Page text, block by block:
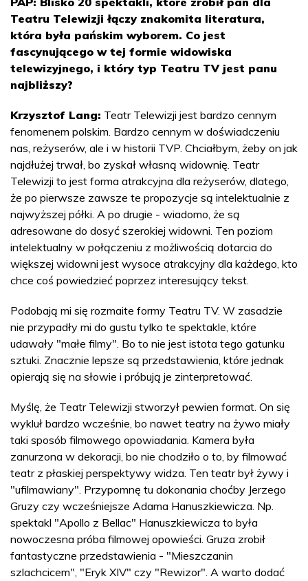
Teatru Telewizji łączy znakomita literatura,
która była pańskim wyborem. Co jest
fascynującego w tej formie widowiska
telewizyjnego, i który typ Teatru TV jest panu
najbliższy?
Krzysztof Lang: Teatr Telewizji jest bardzo cennym
fenomenem polskim. Bardzo cennym w doświadczeniu
nas, reżyserów, ale i w historii TVP. Chciałbym, żeby on jak
najdłużej trwał, bo zyskał własną widownię. Teatr
Telewizji to jest forma atrakcyjna dla reżyserów, dlatego,
że po pierwsze zawsze te propozycje są intelektualnie z
najwyższej półki. A po drugie - wiadomo, że są
adresowane do dosyć szerokiej widowni. Ten poziom
intelektualny w połączeniu z możliwością dotarcia do
większej widowni jest wysoce atrakcyjny dla każdego, kto
chce coś powiedzieć poprzez interesujący tekst.
Podobają mi się rozmaite formy Teatru TV. W zasadzie
nie przypadły mi do gustu tylko te spektakle, które
udawały "małe filmy". Bo to nie jest istota tego gatunku
sztuki. Znacznie lepsze są przedstawienia, które jednak
opierają się na słowie i próbują je zinterpretować.
Myślę, że Teatr Telewizji stworzył pewien format. On się
wykluł bardzo wcześnie, bo nawet teatry na żywo miały
taki sposób filmowego opowiadania. Kamera była
zanurzona w dekoracji, bo nie chodziło o to, by filmować
teatr z płaskiej perspektywy widza. Ten teatr był żywy i
"ufilmawiany". Przypomnę tu dokonania choćby Jerzego
Gruzy czy wcześniejsze Adama Hanuszkiewicza. Np.
spektakl "Apollo z Bellac" Hanuszkiewicza to była
nowoczesna próba filmowej opowieści. Gruza zrobił
fantastyczne przedstawienia - "Mieszczanin
szlachcicem", "Eryk XIV" czy "Rewizor". A warto dodać